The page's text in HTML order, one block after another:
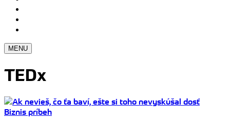
MENU
TEDx
Biznis príbeh